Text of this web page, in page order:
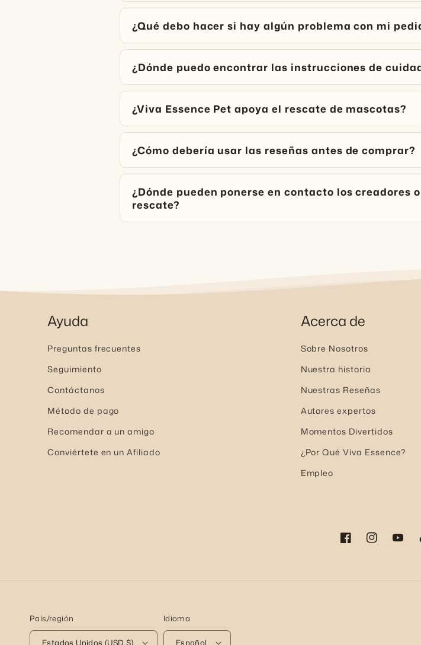
¿Qué debo hacer si hay algún problema con mi
¿Dónde puedo encontrar las instrucciones de
¿Viva Essence Pet apoya el rescate de mascotas?
¿Cómo debería usar las reseñas antes de comprar?
¿Dónde pueden ponerse en contacto los creadores
rescate?
Ayuda
Preguntas frecuentes
Seguimiento
Contáctanos
Método de pago
Recomendar a un amigo
Conviértete en un Afiliado
Acerca de
Sobre Nosotros
Nuestra historia
Nuestras Reseñas
Autores expertos
Momentos Divertidos
¿Por Qué Viva Essence?
Empleo
FacebookInstagram
País/región
Estados Unidos (USD $)
Idioma
Español